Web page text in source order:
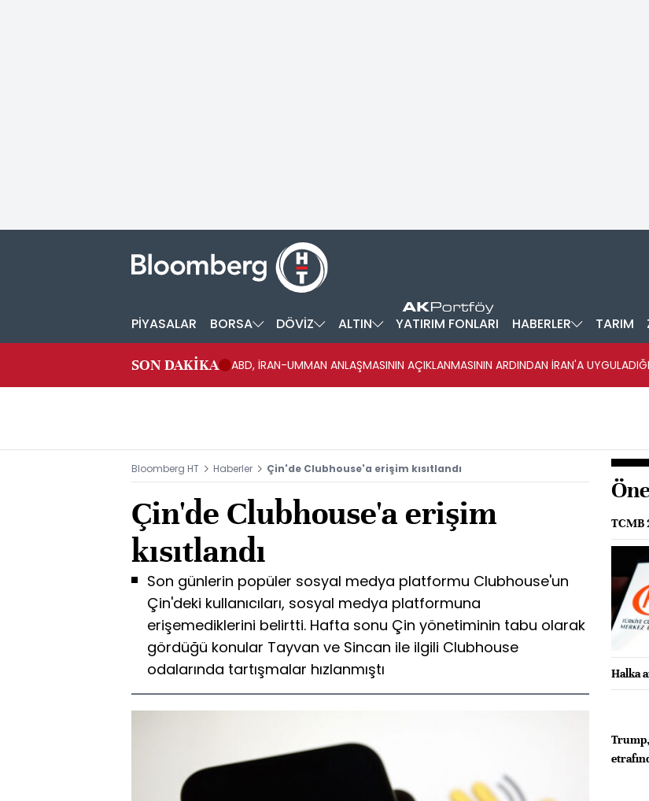
PİYASALAR BORSA DÖVİZ ALTIN YATIRIM FONLARI HABERLER TARIM
SON DAKİKA ABD, İRAN-UMMAN ANLAŞMASININ AÇIKLANMASININ ARDINDAN İRAN'A
Bloomberg HT Haberler Çin'de Clubhouse'a erişim kısıtlandı
Çin'de Clubhouse'a erişim
kısıtlandı
Son günlerin popüler sosyal medya platformu Clubhouse'un
Çin'deki kullanıcıları, sosyal medya platformuna
erişemediklerini belirtti. Hafta sonu Çin yönetiminin tabu olarak
gördüğü konular Tayvan ve Sincan ile ilgili Clubhouse
odalarında tartışmalar hızlanmıştı
TCMB
Halka